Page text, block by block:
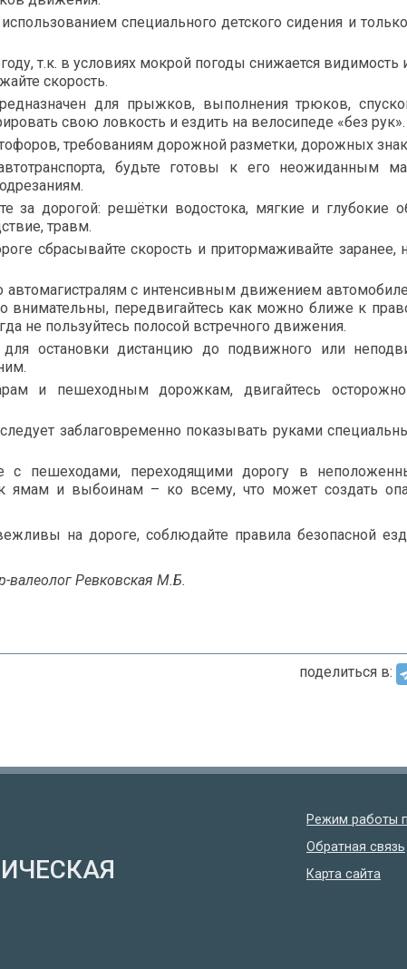
специального детского сидения и
т.к. в условиях мокрой погоды снижается видимость
скорость.
для прыжков, выполнения трюков,
свою ловкость и ездить на велосипеде «без рук».
требованиям дорожной разметки, дорожных
будьте готовы к его неожиданным
за дорогой: решётки водостока, мягкие и глубокие
травм.
сбрасывайте скорость и притормаживайте заранее,
автомагистралям с интенсивным движением
внимательны, передвигайтесь как можно ближе к
не пользуйтесь полосой встречного движения.
остановки дистанцию до подвижного или
и пешеходным дорожкам, двигайтесь
заблаговременно показывать руками
с пешеходами, переходящими дорогу в
ямам и выбоинам – ко всему, что может создать
на дороге, соблюдайте правила безопасной
валеолог Ревковская М.Б.
поделиться в:
Режим работы
Обратная связь
Карта сайта